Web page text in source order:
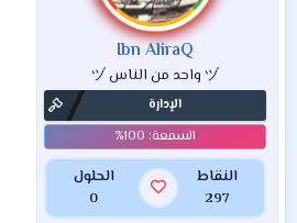
Ibn AliraQ
ヅ واحد من الناس ヅ
الإدارة
النقاط
297
الحلول
0